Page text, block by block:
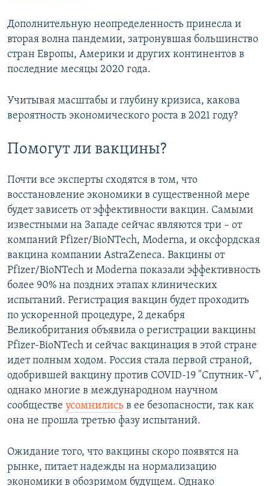
Дополнительную неопределенность принесла и
вторая волна пандемии, затронувшая большинство
стран Европы, Америки и других континентов в
последние месяцы 2020 года.
Учитывая масштабы и глубину кризиса, какова
вероятность экономического роста в 2021 году?
Помогут ли вакцины?
Почти все эксперты сходятся в том, что
восстановление экономики в существенной мере
будет зависеть от эффективности вакцин. Самыми
известными на Западе сейчас являются три – от
компаний Pfizer/BioNTech, Moderna, и оксфордская
вакцина компании AstraZeneca. Вакцины от
Pfizer/BioNTech и Moderna показали эффективность
более 90% на поздних этапах клинических
испытаний. Регистрация вакцин будет проходить
по ускоренной процедуре, 2 декабря
Великобритания объявила о регистрации вакцины
Pfizer-BioNTech и сейчас вакцинация в этой стране
идет полным ходом. Россия стала первой страной,
одобрившей вакцину против COVID-19 "Спутник-V",
однако многие в международном научном
сообществе усомнились в ее безопасности, так как
она не прошла третью фазу испытаний.
Ожидание того, что вакцины скоро появятся на
рынке, питает надежды на нормализацию
экономики в обозримом будущем. Однако